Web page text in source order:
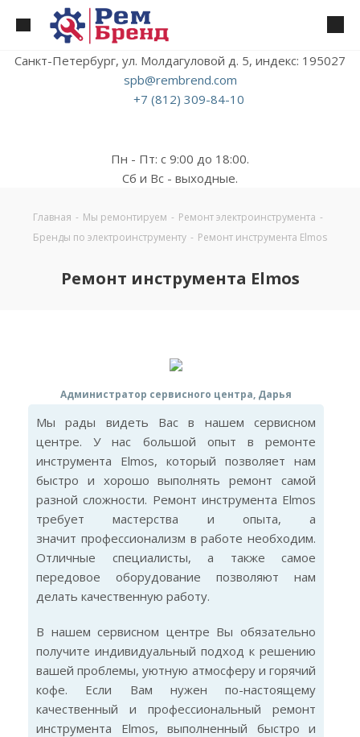
Санкт-Петербург, ул. Молдагуловой д. 5, индекс: 195027
spb@rembrend.com
+7 (812) 309-84-10
Пн - Пт: с 9:00 до 18:00.
Сб и Вс - выходные.
Главная - Мы ремонтируем - Ремонт электроинструмента -
Бренды по электроинструменту - Ремонт инструмента Elmos
Ремонт инструмента Elmos
Администратор сервисного центра, Дарья
Мы рады видеть Вас в нашем сервисном
центре. У нас большой опыт в ремонте
инструмента Elmos, который позволяет нам
быстро и хорошо выполнять ремонт самой
разной сложности. Ремонт инструмента Elmos
требует мастерства и опыта, а
значит профессионализм в работе необходим.
Отличные специалисты, а также самое
передовое оборудование позволяют нам
делать качественную работу.
В нашем сервисном центре Вы обязательно
получите индивидуальный подход к решению
вашей проблемы, уютную атмосферу и горячий
кофе. Если Вам нужен по-настоящему
качественный и профессиональный ремонт
инструмента Elmos, выполненный быстро и